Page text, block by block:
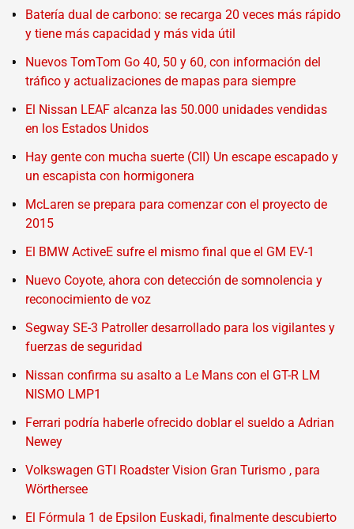
Batería dual de carbono: se recarga 20 veces más rápido
y tiene más capacidad y más vida útil
Nuevos TomTom Go 40, 50 y 60, con información del
tráfico y actualizaciones de mapas para siempre
El Nissan LEAF alcanza las 50.000 unidades vendidas
en los Estados Unidos
Hay gente con mucha suerte (CII) Un escape escapado y
un escapista con hormigonera
McLaren se prepara para comenzar con el proyecto de
2015
El BMW ActiveE sufre el mismo final que el GM EV-1
Nuevo Coyote, ahora con detección de somnolencia y
reconocimiento de voz
Segway SE-3 Patroller desarrollado para los vigilantes y
fuerzas de seguridad
Nissan confirma su asalto a Le Mans con el GT-R LM
NISMO LMP1
Ferrari podría haberle ofrecido doblar el sueldo a Adrian
Newey
Volkswagen GTI Roadster Vision Gran Turismo , para
Wörthersee
El Fórmula 1 de Epsilon Euskadi, finalmente descubierto